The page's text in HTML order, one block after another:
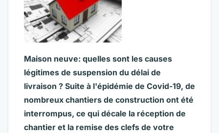
Maison neuve: quelles sont les causes
légitimes de suspension du délai de
livraison ? Suite à l'épidémie de Covid-19, de
nombreux chantiers de construction ont été
interrompus, ce qui décale la réception de
chantier et la remise des clefs de votre